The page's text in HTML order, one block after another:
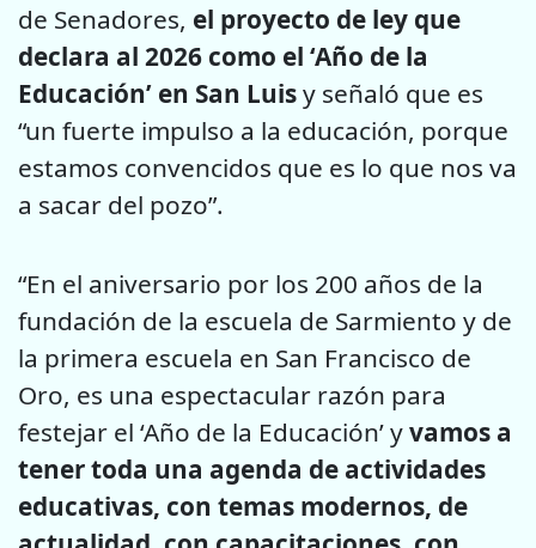
de Senadores, el proyecto de ley que
declara al 2026 como el ‘Año de la
Educación’ en San Luisy señaló que es
“un fuerte impulso a la educación, porque
estamos convencidos que es lo que nos va
a sacar del pozo”.
“En el aniversario por los 200 años de la
fundación de la escuela de Sarmiento y de
la primera escuela en San Francisco de
Oro, es una espectacular razón para
festejar el ‘Año de la Educación’ yvamos a
tener toda una agenda de actividades
educativas, con temas modernos, de